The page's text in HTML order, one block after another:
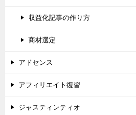
収益化記事の作り方
商材選定
アドセンス
アフィリエイト復習
ジャスティンティオ